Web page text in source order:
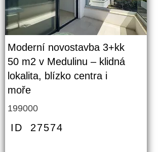
Moderní novostavba 3+kk
50 m2 v Medulinu – klidná
lokalita, blízko centra i
moře
199000
ID 27574